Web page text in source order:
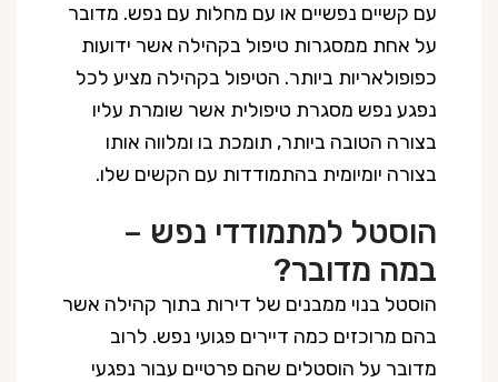
עם קשיים נפשיים או עם מחלות עם נפש. מדובר
על אחת ממסגרות טיפול בקהילה אשר ידועות
כפופולאריות ביותר. הטיפול בקהילה מציע לכל
נפגע נפש מסגרת טיפולית אשר שומרת עליו
בצורה הטובה ביותר, תומכת בו ומלווה אותו
בצורה יומיומית בהתמודדות עם הקשים שלו.
הוסטל למתמודדי נפש –
במה מדובר?
הוסטל בנוי ממבנים של דירות בתוך קהילה אשר
בהם מרוכזים כמה דיירים פגועי נפש. לרוב
מדובר על הוסטלים שהם פרטיים עבור נפגעי